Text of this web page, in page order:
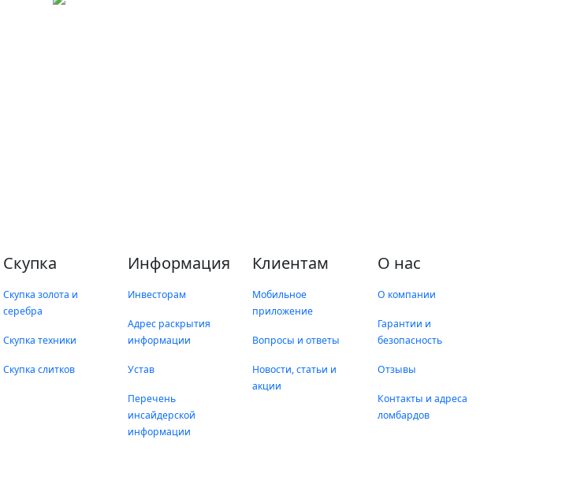
Скупка
Скупка золота и
серебра
Скупка техники
Скупка слитков
Информация
Инвесторам
Адрес раскрытия
информации
Устав
Перечень
инсайдерской
информации
Клиентам
Мобильное
приложение
Вопросы и ответы
Новости, статьи и
акции
О нас
О компании
Гарантии и
безопасность
Отзывы
Контакты и адреса
ломбардов